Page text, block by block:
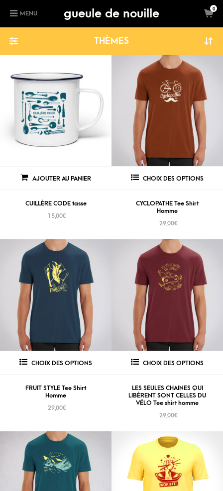
MENU gueule de nouille 0
THÈMES
AJOUTER AU PANIER
CUILLÈRE CODE tasse
15,00€
CHOIX DES OPTIONS
CYCLOPATHE Tee Shirt
Homme
29,00€
CHOIX DES OPTIONS
FRUIT STYLE Tee Shirt
Homme
29,00€
CHOIX DES OPTIONS
LES SEULES CHAINES QUI
LIBÈRENT SONT CELLES DU
VÉLO Tee shirt homme
29,00€